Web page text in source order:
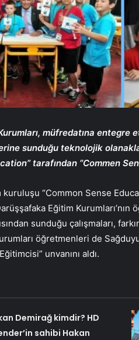
müfredatına entegre
sunduğu teknolojik
tarafından “Commen
“Common Sense
Eğitim
sunduğu çalışmaları,
öğretmenleri de
unvanını aldı.
Demirağ kimdir? HD
sahibi Hakan